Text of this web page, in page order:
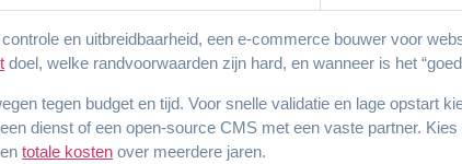
en uitbreidbaarheid, een e-commerce bouwer voor
doel, welke randvoorwaarden zijn hard, en wanneer is het
tegen budget en tijd. Voor snelle validatie en lage opstart
dienst of een open-source CMS met een vaste partner.
totale kosten over meerdere jaren.